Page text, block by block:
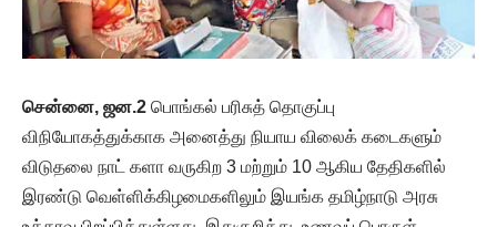
சென்னை, ஜன.2 பொங்கல் பரிசுத் தொகுப்பு
விநியோகத்துக்காக அனைத்து நியாய விலைக் கடைகளும்
விடுதலை நாட் களா வருகிற 3 மற்றும் 10 ஆகிய தேதிகளில்
இரண்டு வெள்ளிக்கிழமைகளிலும் இயங்க தமிழ்நாடு அரசு